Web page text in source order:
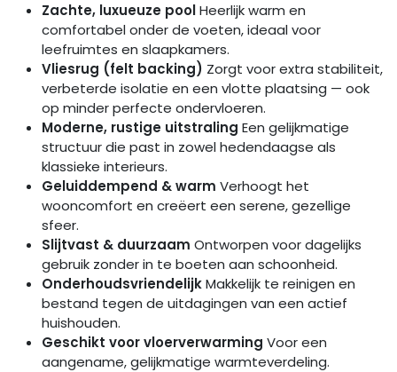
Zachte, luxueuze poolHeerlijk warm en
comfortabel onder de voeten, ideaal voor
leefruimtes en slaapkamers.
Vliesrug (felt backing) Zorgt voor extra stabiliteit,
verbeterde isolatie en een vlotte plaatsing — ook
op minder perfecte ondervloeren.
Moderne, rustige uitstraling Een gelijkmatige
structuur die past in zowel hedendaagse als
klassieke interieurs.
Geluiddempend & warm Verhoogt het
wooncomfort en creëert een serene, gezellige
sfeer.
Slijtvast & duurzaam Ontworpen voor dagelijks
gebruik zonder in te boeten aan schoonheid.
OnderhoudsvriendelijkMakkelijk te reinigen en
bestand tegen de uitdagingen van een actief
huishouden.
Geschikt voor vloerverwarming Voor een
aangename, gelijkmatige warmteverdeling.